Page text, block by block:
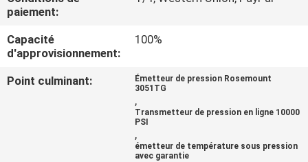
LA
QUALITÉ
CONTACT
paiement:
Capacité
d'approvisionnement:
100%
Point culminant:
Émetteur de pression Rosemount
3051TG
,
Transmetteur de pression en ligne 10000
PSI
,
émetteur de température sous pression
avec garantie